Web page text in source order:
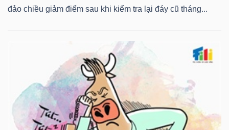
đảo chiều giảm điểm sau khi kiểm tra lại đáy cũ tháng...